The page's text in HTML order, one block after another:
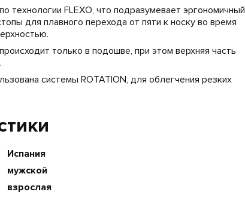
технологии FLEXO, что подразумевает эргономичный
для плавного перехода от пяти к носку во время
только в подошве, при этом верхняя часть
системы ROTATION, для облегчения резких
Испания
мужской
взрослая